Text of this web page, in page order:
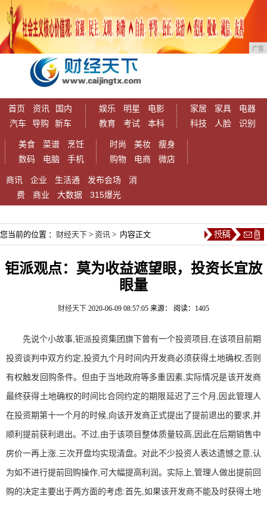
广告
首页 资讯
国内
汽车
导购 新车
娱乐 明星
电影
教育
考试 本科
家居 家具
电器
科技
人脸 识别
美食 菜谱
烹饪
数码
电脑 手机
时尚 美妆
瘦身
购物
电商 微店
商讯 企业 生活通 发布会场
消
费
商业 大数据 315爆光
您当前的位置 ： 财经天下 > 资讯 > 内容正文
钜派观点：莫为收益遮望眼，投资长宜放
眼量
财经天下 2020-06-09 08:57:05 来源： 阅读：1405
先说个小故事,钜派投资集团旗下曾有一个投资项目,在该项目前期
投资谈判中双方约定,投资九个月时间内开发商必须获得土地确权,否则
有权触发回购条件。但由于当地政府等多重因素,实际情况是该开发商
最终获得土地确权的时间比合同约定的期限延迟了三个月,因此管理人
在投资期第十一个月的时候,向该开发商正式提出了提前退出的要求,并
顺利提前获利退出。不过,由于该项目整体质量较高,因此在后期销售中
房价一再上涨,三次开盘均实现清盘。对此不少投资人表达遗憾之意,认
为如不进行提前回购操作,可大幅提高利润。实际上,管理人做出提前回
购的决定主要出于两方面的考虑:首先,如果该开发商不能及时获得土地